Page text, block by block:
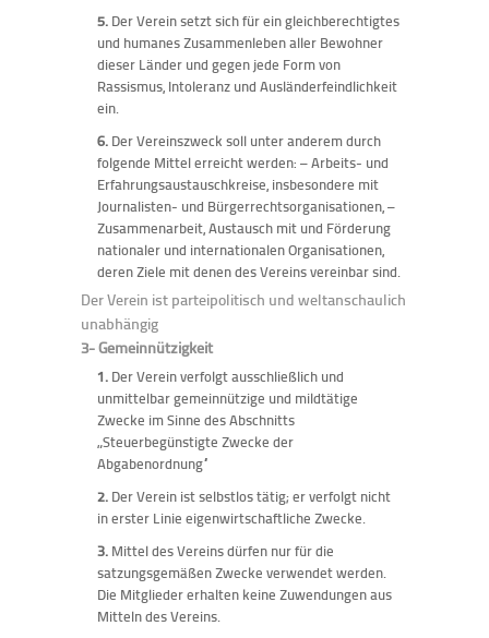
5. Der Verein setzt sich für ein gleichberechtigtes
und humanes Zusammenleben aller Bewohner
dieser Länder und gegen jede Form von
Rassismus, Intoleranz und Ausländerfeindlichkeit
ein.
6. Der Vereinszweck soll unter anderem durch
folgende Mittel erreicht werden: – Arbeits- und
Erfahrungsaustauschkreise, insbesondere mit
Journalisten- und Bürgerrechtsorganisationen, –
Zusammenarbeit, Austausch mit und Förderung
nationaler und internationalen Organisationen,
deren Ziele mit denen des Vereins vereinbar sind.
Der Verein ist parteipolitisch und weltanschaulich
unabhängig
3- Gemeinnützigkeit
1. Der Verein verfolgt ausschließlich und
unmittelbar gemeinnützige und mildtätige
Zwecke im Sinne des Abschnitts
„Steuerbegünstigte Zwecke der
Abgabenordnung“
2. Der Verein ist selbstlos tätig; er verfolgt nicht
in erster Linie eigenwirtschaftliche Zwecke.
3. Mittel des Vereins dürfen nur für die
satzungsgemäßen Zwecke verwendet werden.
Die Mitglieder erhalten keine Zuwendungen aus
Mitteln des Vereins.